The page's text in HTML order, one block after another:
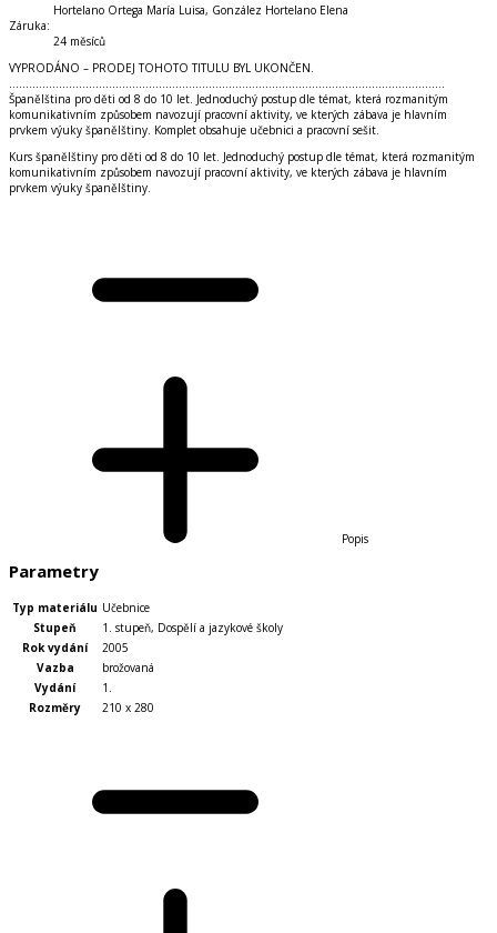
Hortelano Ortega María Luisa, González Hortelano Elena
Záruka:
24 měsíců
VYPRODÁNO – PRODEJ TOHOTO TITULU BYL UKONČEN.
...................................................................................................................................
Španělština pro děti od 8 do 10 let. Jednoduchý postup dle témat, která rozmanitým
komunikativním způsobem navozují pracovní aktivity, ve kterých zábava je hlavním
prvkem výuky španělštiny. Komplet obsahuje učebnici a pracovní sešit.
Kurs španělštiny pro děti od 8 do 10 let. Jednoduchý postup dle témat, která rozmanitým
komunikativním způsobem navozují pracovní aktivity, ve kterých zábava je hlavním
prvkem výuky španělštiny.
Popis
Parametry
Typ materiálu Učebnice
Stupeň
1. stupeň, Dospělí a jazykové školy
Rok vydání
2005
Vazba
brožovaná
Vydání
1.
Rozměry
210 x 280